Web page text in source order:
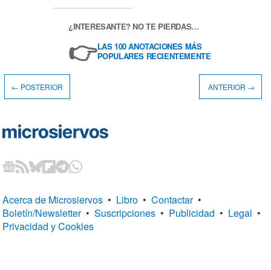
¿INTERESANTE? NO TE PIERDAS…
👉LAS 100 ANOTACIONES MÁS
POPULARES RECIENTEMENTE
← POSTERIOR ANTERIOR →
Acerca de Microsiervos • Libro • Contactar •
Boletín/Newsletter • Suscripciones • Publicidad • Legal •
Privacidad y Cookies